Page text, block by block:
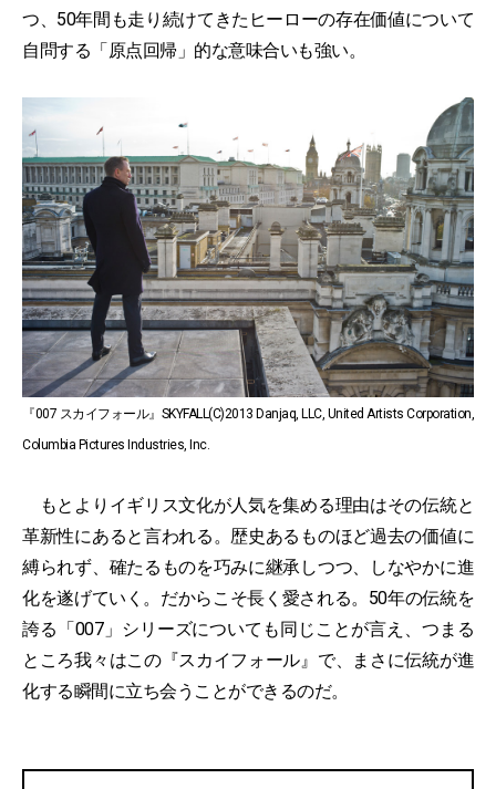
つ、50年間も走り続けてきたヒーローの存在価値について
自問する「原点回帰」的な意味合いも強い。
『007 スカイフォール』SKYFALL(C)2013 Danjaq, LLC, United Artists Corporation,
Columbia Pictures Industries, Inc.
もとよりイギリス文化が人気を集める理由はその伝統と
革新性にあると言われる。歴史あるものほど過去の価値に
縛られず、確たるものを巧みに継承しつつ、しなやかに進
化を遂げていく。だからこそ長く愛される。50年の伝統を
誇る「007」シリーズについても同じことが言え、つまる
ところ我々はこの『スカイフォール』で、まさに伝統が進
化する瞬間に立ち会うことができるのだ。